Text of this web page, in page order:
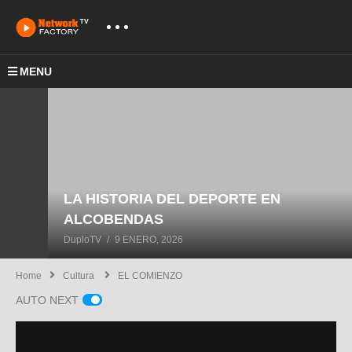
MENU
LA HISTORIA DEL DEPORTE EN
ALCOBENDAS
DuploTV 9 ENERO, 2026
Home Cultura EL COMIENZO
AUTO NEXT